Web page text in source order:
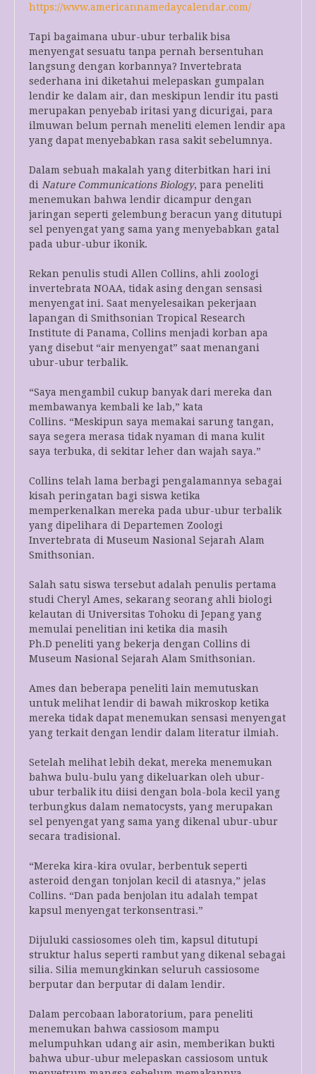
https://www.americannamedaycalendar.com/
Tapi bagaimana ubur-ubur terbalik bisa
menyengat sesuatu tanpa pernah bersentuhan
langsung dengan korbannya? Invertebrata
sederhana ini diketahui melepaskan gumpalan
lendir ke dalam air, dan meskipun lendir itu pasti
merupakan penyebab iritasi yang dicurigai, para
ilmuwan belum pernah meneliti elemen lendir apa
yang dapat menyebabkan rasa sakit sebelumnya.
Dalam sebuah makalah yang diterbitkan hari ini
di Nature Communications Biology, para peneliti
menemukan bahwa lendir dicampur dengan
jaringan seperti gelembung beracun yang ditutupi
sel penyengat yang sama yang menyebabkan gatal
pada ubur-ubur ikonik.
Rekan penulis studi Allen Collins, ahli zoologi
invertebrata NOAA, tidak asing dengan sensasi
menyengat ini. Saat menyelesaikan pekerjaan
lapangan di Smithsonian Tropical Research
Institute di Panama, Collins menjadi korban apa
yang disebut “air menyengat” saat menangani
ubur-ubur terbalik.
“Saya mengambil cukup banyak dari mereka dan
membawanya kembali ke lab,” kata
Collins. “Meskipun saya memakai sarung tangan,
saya segera merasa tidak nyaman di mana kulit
saya terbuka, di sekitar leher dan wajah saya.”
Collins telah lama berbagi pengalamannya sebagai
kisah peringatan bagi siswa ketika
memperkenalkan mereka pada ubur-ubur terbalik
yang dipelihara di Departemen Zoologi
Invertebrata di Museum Nasional Sejarah Alam
Smithsonian.
Salah satu siswa tersebut adalah penulis pertama
studi Cheryl Ames, sekarang seorang ahli biologi
kelautan di Universitas Tohoku di Jepang yang
memulai penelitian ini ketika dia masih
Ph.D peneliti yang bekerja dengan Collins di
Museum Nasional Sejarah Alam Smithsonian.
Ames dan beberapa peneliti lain memutuskan
untuk melihat lendir di bawah mikroskop ketika
mereka tidak dapat menemukan sensasi menyengat
yang terkait dengan lendir dalam literatur ilmiah.
Setelah melihat lebih dekat, mereka menemukan
bahwa bulu-bulu yang dikeluarkan oleh ubur-
ubur terbalik itu diisi dengan bola-bola kecil yang
terbungkus dalam nematocysts, yang merupakan
sel penyengat yang sama yang dikenal ubur-ubur
secara tradisional.
“Mereka kira-kira ovular, berbentuk seperti
asteroid dengan tonjolan kecil di atasnya,” jelas
Collins. “Dan pada benjolan itu adalah tempat
kapsul menyengat terkonsentrasi.”
Dijuluki cassiosomes oleh tim, kapsul ditutupi
struktur halus seperti rambut yang dikenal sebagai
silia. Silia memungkinkan seluruh cassiosome
berputar dan berputar di dalam lendir.
Dalam percobaan laboratorium, para peneliti
menemukan bahwa cassiosom mampu
melumpuhkan udang air asin, memberikan bukti
bahwa ubur-ubur melepaskan cassiosom untuk